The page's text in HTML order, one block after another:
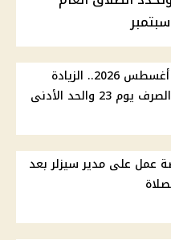
موعد صرف مرتبات أغسطس 2026.. الزيادة
الجديدة مستمرة والصرف يوم 23 والحد الأدنى
عمل على مدير سيزلر بعد